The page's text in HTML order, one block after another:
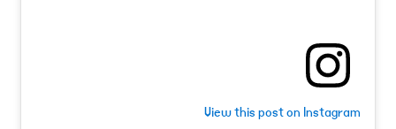
View this post on Instagram